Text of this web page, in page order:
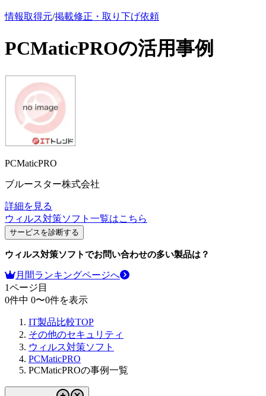
情報取得元/掲載修正・取り下げ依頼
PCMaticPROの活用事例
PCMaticPRO
ブルースター株式会社
詳細を見る
ウィルス対策ソフト 一覧はこちら
サービスを診断する
ウィルス対策ソフトでお問い合わせの多い製品は？
月間ランキングページへ
1ページ目
0件中 0〜0件を表示
IT製品比較TOP
その他のセキュリティ
ウィルス対策ソフト
PCMaticPRO
PCMaticPROの事例一覧